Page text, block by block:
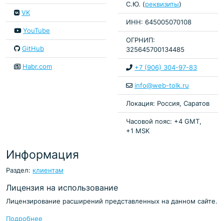
VK
YouTube
GitHub
Habr.com
С.Ю. (реквизиты)
ИНН: 645005070108
ОГРНИП:
325645700134485
+7 (906) 304-97-83
info@web-tolk.ru
Локация: Россия, Саратов
Часовой пояс: +4 GMT,
+1 MSK
Информация
Раздел: клиентам
Лицензия на использование
Лицензирование расширений представленных на данном сайте.
Подробнее